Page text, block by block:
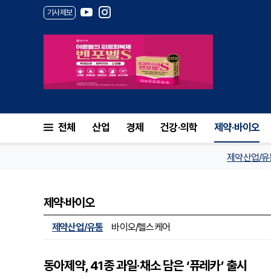
기사제보
전체 산업 경제 건강·의학 제약·바이오
제약산업/유
제약·바이오
제약산업/유통 바이오/헬스케어
동아제약, 41종 과일·채소 담은 ‘퓨레카’ 출시